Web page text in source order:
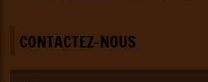
CONTACTEZ-NOUS